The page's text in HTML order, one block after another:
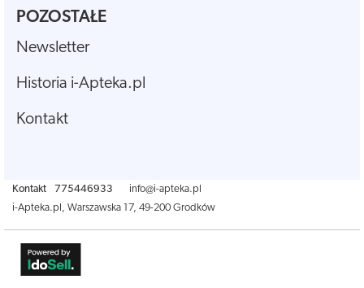
POZOSTAŁE
Newsletter
Historia i-Apteka.pl
Kontakt
Kontakt 775446933
info@i-apteka.pl
i-Apteka.pl , Warszawska 17, 49-200 Grodków